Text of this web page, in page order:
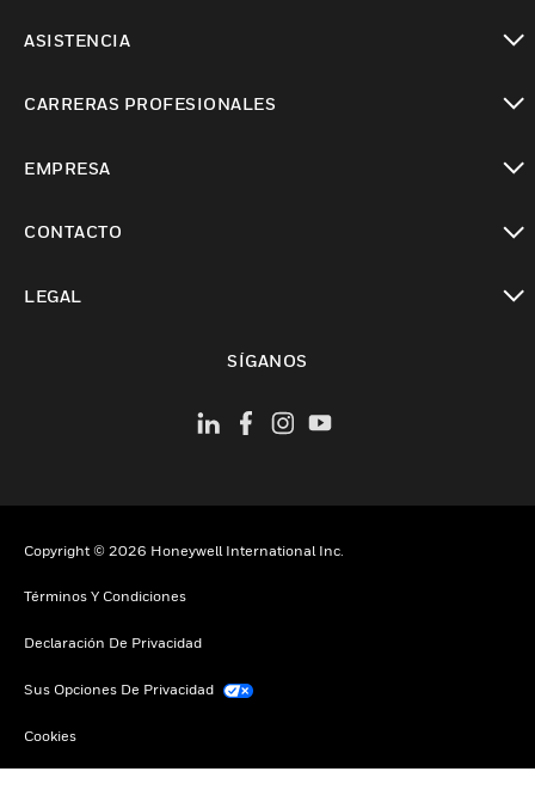
ASISTENCIA
CARRERAS PROFESIONALES
EMPRESA
CONTACTO
LEGAL
SÍGANOS
Copyright © 2026 Honeywell International Inc.
Términos Y Condiciones
Declaración De Privacidad
Sus Opciones De Privacidad
Cookies